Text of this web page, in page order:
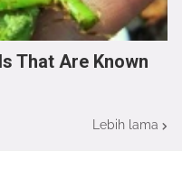
That Are Known
Lebih lama